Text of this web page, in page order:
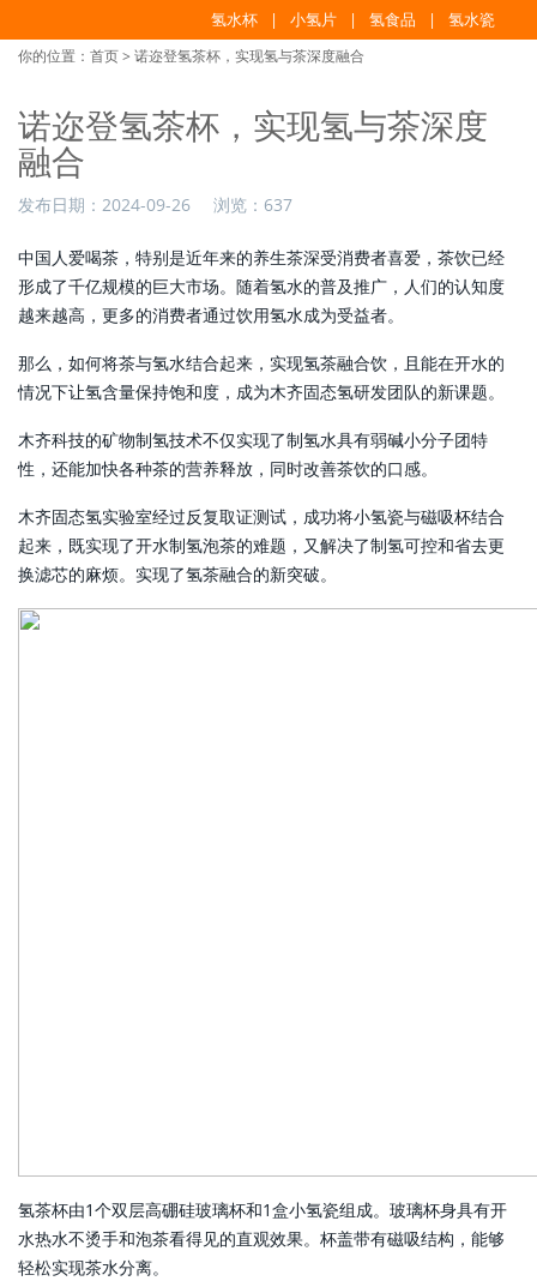
氢水杯 小氢片 氢食品 氢水瓷
你的位置： 首页> 诺迩登氢茶杯，实现氢与茶深度融合
诺迩登氢茶杯，实现氢与茶深度
融合
发布日期： 2024-09-26 浏览： 637
中国人爱喝茶，特别是近年来的养生茶深受消费者喜爱，茶饮已经
形成了千亿规模的巨大市场。随着氢水的普及推广，人们的认知度
越来越高，更多的消费者通过饮用氢水成为受益者。
那么，如何将茶与氢水结合起来，实现氢茶融合饮，且能在开水的
情况下让氢含量保持饱和度，成为木齐固态氢研发团队的新课题。
木齐科技的矿物制氢技术不仅实现了制氢水具有弱碱小分子团特
性，还能加快各种茶的营养释放，同时改善茶饮的口感。
木齐固态氢实验室经过反复取证测试，成功将小氢瓷与磁吸杯结合
起来，既实现了开水制氢泡茶的难题，又解决了制氢可控和省去更
换滤芯的麻烦。实现了氢茶融合的新突破。
氢茶杯由1个双层高硼硅玻璃杯和1盒小氢瓷组成。玻璃杯身具有开
水热水不烫手和泡茶看得见的直观效果。杯盖带有磁吸结构，能够
轻松实现茶水分离。